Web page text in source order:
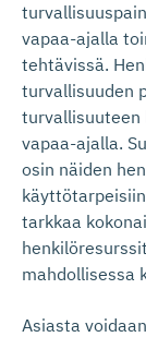
vapaa-ajalla
tehtävissä.
turvallisuuden
vapaa-ajalla.
osin näiden
tarkkaa
mahdollisessa
Asiasta